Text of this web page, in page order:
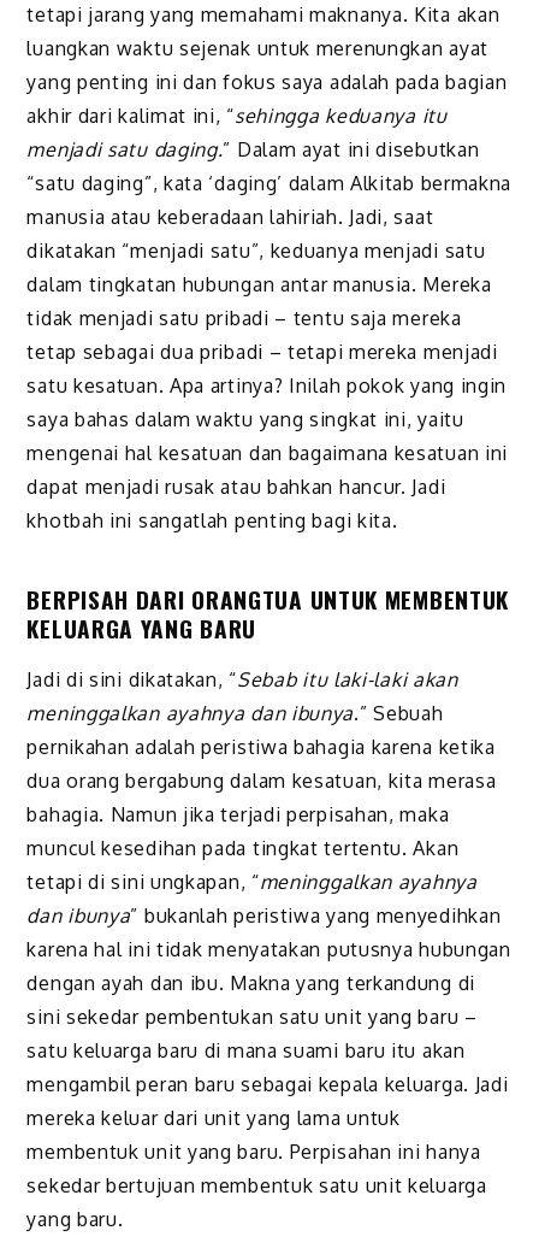
tetapi jarang yang memahami maknanya. Kita akan
luangkan waktu sejenak untuk merenungkan ayat
yang penting ini dan fokus saya adalah pada bagian
akhir dari kalimat ini, “sehingga keduanya itu
menjadi satu daging.” Dalam ayat ini disebutkan
“satu daging”, kata ‘daging’ dalam Alkitab bermakna
manusia atau keberadaan lahiriah. Jadi, saat
dikatakan “menjadi satu”, keduanya menjadi satu
dalam tingkatan hubungan antar manusia. Mereka
tidak menjadi satu pribadi – tentu saja mereka
tetap sebagai dua pribadi – tetapi mereka menjadi
satu kesatuan. Apa artinya? Inilah pokok yang ingin
saya bahas dalam waktu yang singkat ini, yaitu
mengenai hal kesatuan dan bagaimana kesatuan ini
dapat menjadi rusak atau bahkan hancur. Jadi
khotbah ini sangatlah penting bagi kita.
BERPISAH DARI ORANGTUA UNTUK MEMBENTUK
KELUARGA YANG BARU
Jadi di sini dikatakan, “Sebab itu laki-laki akan
meninggalkan ayahnya dan ibunya.” Sebuah
pernikahan adalah peristiwa bahagia karena ketika
dua orang bergabung dalam kesatuan, kita merasa
bahagia. Namun jika terjadi perpisahan, maka
muncul kesedihan pada tingkat tertentu. Akan
tetapi di sini ungkapan, “meninggalkan ayahnya
dan ibunya” bukanlah peristiwa yang menyedihkan
karena hal ini tidak menyatakan putusnya hubungan
dengan ayah dan ibu. Makna yang terkandung di
sini sekedar pembentukan satu unit yang baru –
satu keluarga baru di mana suami baru itu akan
mengambil peran baru sebagai kepala keluarga. Jadi
mereka keluar dari unit yang lama untuk
membentuk unit yang baru. Perpisahan ini hanya
sekedar bertujuan membentuk satu unit keluarga
yang baru.